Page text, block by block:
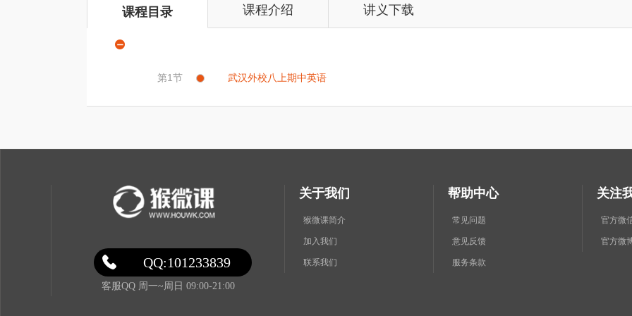
课程目录 课程介绍 讲义下载
第1节 武汉外校八上期中英语
QQ:101233839
客服QQ 周一~周日 09:00-21:00
关于我们
猴微课简介
加入我们
联系我们
帮助中心
常见问题
意见反馈
服务条款
关注
官方微
官方微